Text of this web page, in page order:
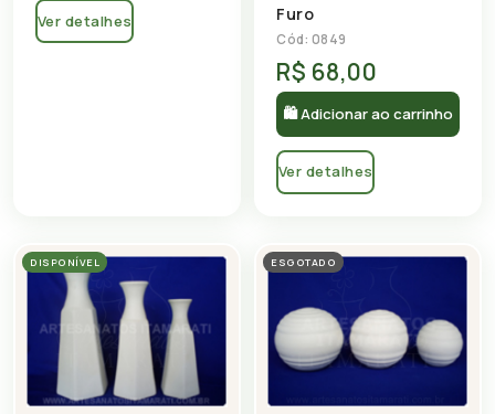
Ver detalhes
Furo
Cód: 0849
R$ 68,00
🛍 Adicionar ao carrinho
Ver detalhes
DISPONÍVEL ESGOTADO